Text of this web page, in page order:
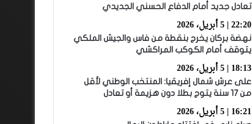
تعادل جديد أمام الدفاع الحسني الجديدي
22:20 | 5 أبريل، 2026
نهضة بركان يخرج بنقطة من فاس والجيش الملكي
يتوقف أمام الكوكب المراكشي
18:13 | 5 أبريل، 2026
على عرش شمال إفريقيا: المنتخب الوطني لأقل
من 17 سنة يتوج بطلا دون هزيمة أو تعادل
16:21 | 5 أبريل، 2026